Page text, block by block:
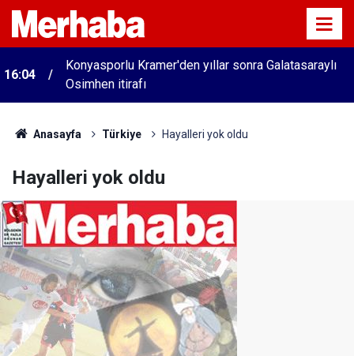
16:04
Konyasporlu Kramer'den yıllar sonra Galatasaraylı
Osimhen itirafı
Anasayfa Türkiye Hayalleri yok oldu
Hayalleri yok oldu